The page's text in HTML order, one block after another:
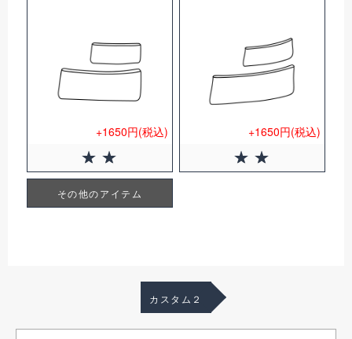
+1650円(税込) +1650円(税込)
その他のアイテム
カスタム２